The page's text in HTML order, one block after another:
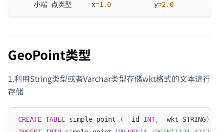
    小端 点类型     x
=1.0
           y
=2.0
GeoPoint类型
1.利用String类型或者Varchar类型存储wkt格式的文本进行
存储
CREATE TABLE simple_point (
  id
INT,
  wkt STRING
)